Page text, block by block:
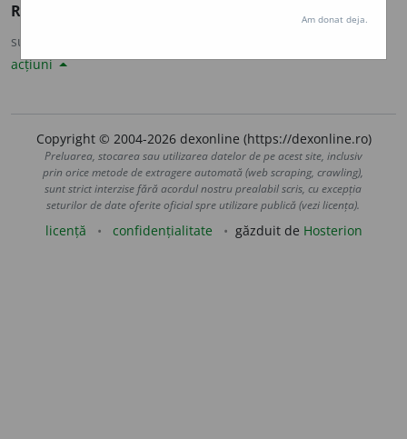
RAZ
sursa:
acțiuni
Copyright © 2004-2026 dexonline (https://dexonline.ro)
Preluarea, stocarea sau utilizarea datelor de pe acest site, inclusiv
prin orice metode de extragere automată (web scraping, crawling),
sunt strict interzise fără acordul nostru prealabil scris, cu excepția
seturilor de date oferite oficial spre utilizare publică (vezi licența).
licență confidențialitate găzduit de Hosterion
Am donat deja.